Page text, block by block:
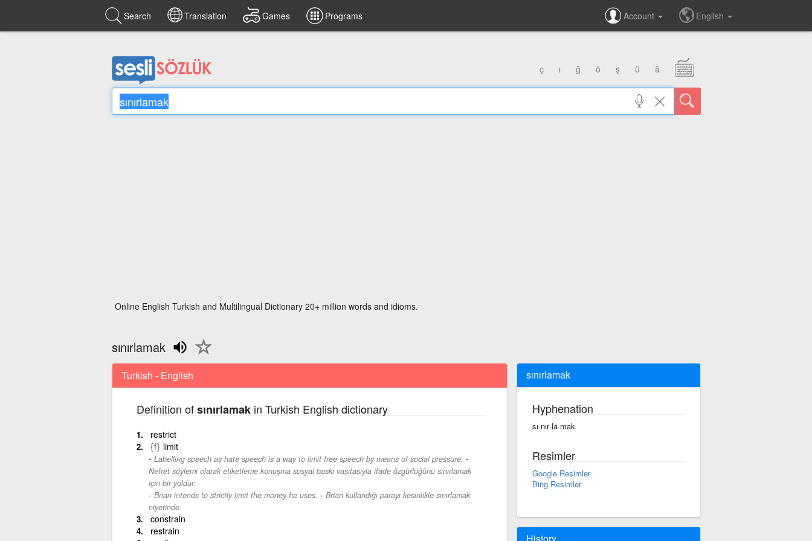
Search Translation Games Programs Account English
ç ı ğ ö ş ü â
Online English Turkish and Multilingual Dictionary 20+ million words and idioms.
sınırlamak
Turkish - English
Definition ofsınırlamakin Turkish English dictionary
restrict
{f} limit
Labelling speech as hate speech is a way to limit free speech by means of social pressure. -
Nefret söylemi olarak etiketleme konuşma sosyal baskı vasıtasıyla ifade özgürlüğünü sınırlamak
için bir yoldur.
Brian intends to strictly limit the money he uses. - Brian kullandığı parayı kesinlikle sınırlamak
niyetinde.
constrain
restrain
sınırlamak
Hyphenation
sı·nır·la·mak
Resimler
Google Resimler
Bing Resimler
History